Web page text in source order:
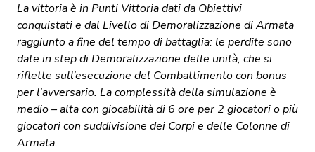
La vittoria è in Punti Vittoria dati da Obiettivi
conquistati e dal Livello di Demoralizzazione di Armata
raggiunto a fine del tempo di battaglia: le perdite sono
date in step di Demoralizzazione delle unità, che si
riflette sull’esecuzione del Combattimento con bonus
per l’avversario. La complessità della simulazione è
medio – alta con giocabilità di 6 ore per 2 giocatori o più
giocatori con suddivisione dei Corpi e delle Colonne di
Armata.